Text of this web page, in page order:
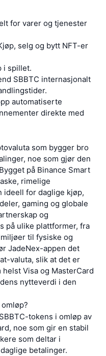
for varer og tjenester
selg og bytt NFT-er
i spillet.
SBBTC internasjonalt
automatiserte
direkte med
som bygger bro
noe som gjør den
på Binance Smart
rimelige
ideell for daglige kjøp,
gaming og globale
og
på ulike plattformer, fra
til fysiske og
JadeNex-appen det
valuta, slik at det er
Visa og MasterCard
nytteverdi i den
tokens i omløp av
noe som gir en stabil
som deltar i
betalinger.